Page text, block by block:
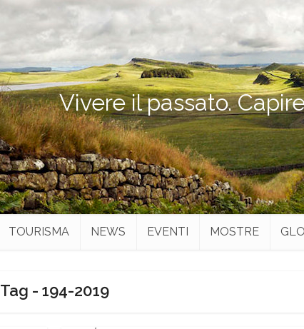
Vivere il passato.
TOURISMA NEWS EVENTI MOSTRE
Tag - 194-2019